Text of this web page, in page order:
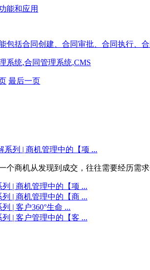
能和应用
包括合同创建、合同审批、合同执行、
系统,合同管理系统,CMS
最后一页
系列 | 商机管理中的【项 ...
个商机从发现到成交，往往需要经历需
| 商机管理中的【项 ...
| 商机管理中的【商 ...
| 客户360°生命 ...
| 客户管理中的【客 ...